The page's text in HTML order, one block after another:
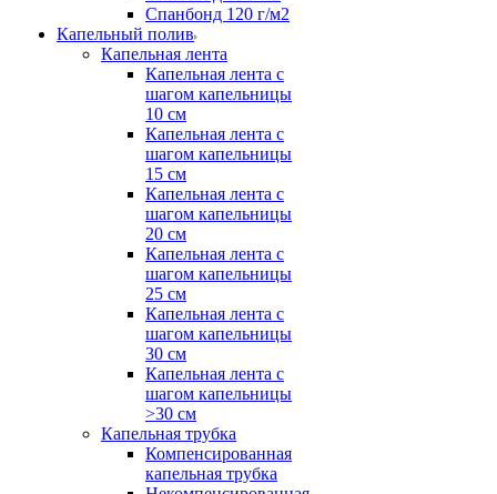
Спанбонд 120 г/м2
Капельный полив
Капельная лента
Капельная лента с
шагом капельницы
10 см
Капельная лента с
шагом капельницы
15 см
Капельная лента с
шагом капельницы
20 см
Капельная лента с
шагом капельницы
25 см
Капельная лента с
шагом капельницы
30 см
Капельная лента с
шагом капельницы
>30 см
Капельная трубка
Компенсированная
капельная трубка